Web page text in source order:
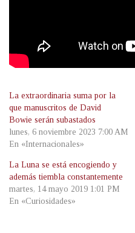
La extraordinaria suma por la
que manuscritos de David
Bowie serán subastados
lunes, 6 noviembre 2023 7:00 AM
En «Internacionales»
La Luna se está encogiendo y
además tiembla constantemente
martes, 14 mayo 2019 1:01 PM
En «Curiosidades»